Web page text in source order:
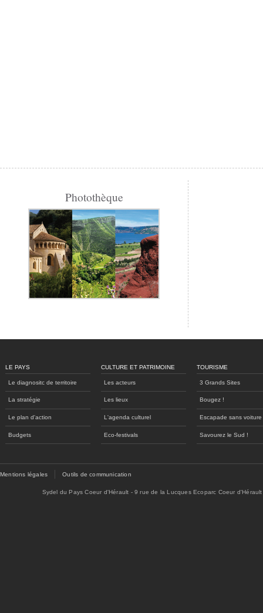
Photothèque
LE PAYS
Le diagnositc de territoire
La stratégie
Le plan d'action
Budgets
CULTURE ET PATRIMOINE
Les acteurs
Les lieux
L'agenda culturel
Eco-festivals
TOURISME
3 Grands Sites
Bougez !
Escapade sans voiture
Savourez le Sud !
Mentions légales Outils de communication
Sydel du Pays Coeur d'Hérault - 9 rue de la Lucques Ecoparc Coeur